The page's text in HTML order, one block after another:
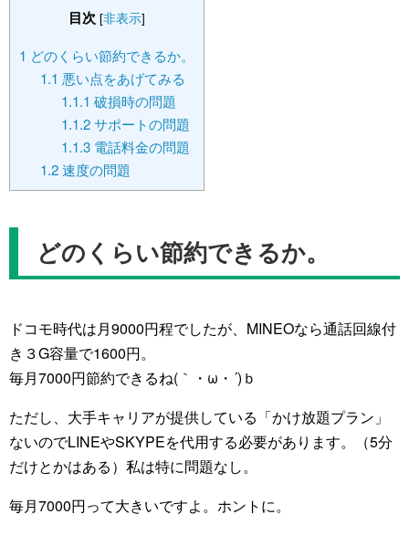
目次 [非表示]
1 どのくらい節約できるか。
1.1 悪い点をあげてみる
1.1.1 破損時の問題
1.1.2サポートの問題
1.1.3電話料金の問題
1.2速度の問題
どのくらい節約できるか。
ドコモ時代は月9000円程でしたが、MINEOなら通話回線付
き３G容量で1600円。
毎月7000円節約できるね(｀・ω・´)ｂ
ただし、大手キャリアが提供している「かけ放題プラン」
ないのでLINEやSKYPEを代用する必要があります。（5分
だけとかはある）私は特に問題なし。
毎月7000円って大きいですよ。ホントに。